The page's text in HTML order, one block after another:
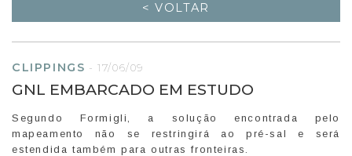
< VOLTAR
CLIPPINGS -17/06/09
GNL EMBARCADO EM ESTUDO
Segundo Formigli, a solução encontrada pelo
mapeamento não se restringirá ao pré-sal e será
estendida também para outras fronteiras.